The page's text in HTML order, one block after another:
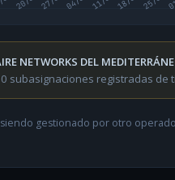
NETWORKS DEL
subasignaciones registradas de
gestionado por otro